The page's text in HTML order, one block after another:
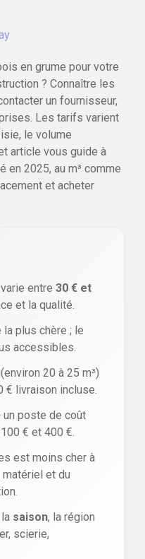
en grume pour votre
? Connaître les
un fournisseur,
Les tarifs varient
le volume
article vous guide à
en 2025, au m³ comme
et acheter
varie entre 30 € et
et la qualité.
la plus chère ; le
accessibles.
(environ 20 à 25 m³)
€ livraison incluse.
poste de coût
€ et 400 €.
est moins cher à
matériel et du
saison, la région
scierie,